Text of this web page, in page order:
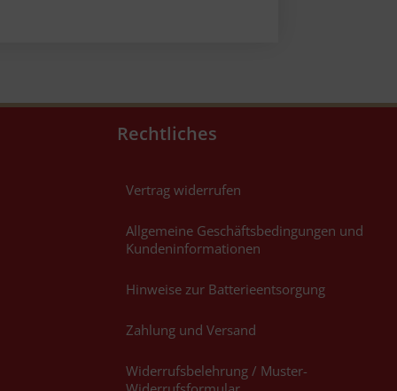
Rechtliches
Vertrag widerrufen
Allgemeine Geschäftsbedingungen und
Kundeninformationen
Hinweise zur Batterieentsorgung
Zahlung und Versand
Widerrufsbelehrung / Muster-